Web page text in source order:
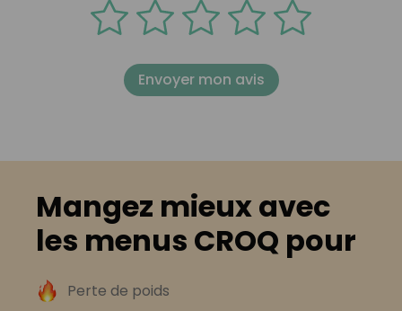
Envoyer mon avis
Mangez mieux avec
les menus CROQ pour
Perte de poids